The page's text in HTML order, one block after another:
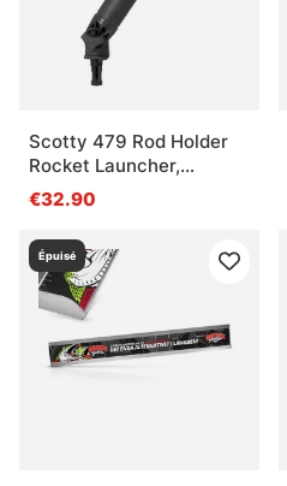
Scotty 479 Rod Holder
Rocket Launcher,
Without Mount
€32.90
Épuisé